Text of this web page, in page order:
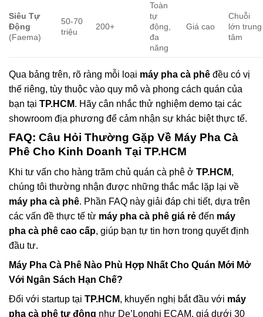
Siêu Tự
Động
(Faema)
50-70
triệu
200+
Toàn
tự
động,
đa
năng
Giá cao
Chuỗi
lớn trung
tâm
Qua bảng trên, rõ ràng mỗi loại máy pha cà phê đều có vị
thế riêng, tùy thuộc vào quy mô và phong cách quán của
bạn tại TP.HCM. Hãy cân nhắc thử nghiệm demo tại các
showroom địa phương để cảm nhận sự khác biệt thực tế.
FAQ: Câu Hỏi Thường Gặp Về Máy Pha Cà
Phê Cho Kinh Doanh Tại TP.HCM
Khi tư vấn cho hàng trăm chủ quán cà phê ở TP.HCM,
chúng tôi thường nhận được những thắc mắc lặp lại về
máy pha cà phê. Phần FAQ này giải đáp chi tiết, dựa trên
các vấn đề thực tế từ máy pha cà phê giá rẻ đến máy
pha cà phê cao cấp, giúp bạn tự tin hơn trong quyết định
đầu tư.
Máy Pha Cà Phê Nào Phù Hợp Nhất Cho Quán Mới Mở
Với Ngân Sách Hạn Chế?
Đối với startup tại TP.HCM, khuyến nghị bắt đầu với máy
pha cà phê tự động như De’Longhi ECAM, giá dưới 30